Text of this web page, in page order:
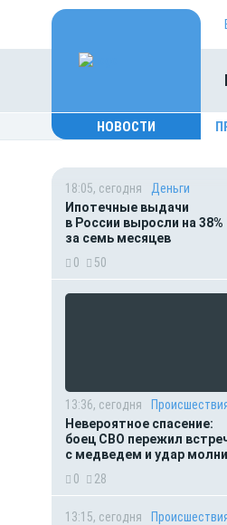
НОВОСТИ
18:05, сегодня
Деньги
Ипотечные выдачи
в России выросли на 38%
за семь месяцев
0
50
13:36, сегодня
Невероятное спасение:
боец СВО пережил
с медведем и удар
0
28
13:15, сегодня